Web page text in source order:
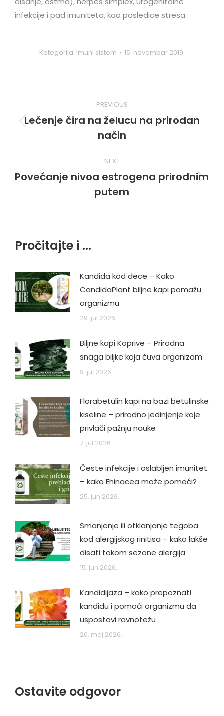
infekcije i pad imuniteta, kao posledice stresa.
Kategorija: Imuni sistem 15. novembar 2019.
navigation
PREVIOUS
Previous
post:
Lečenje čira na želucu na prirodan
način
NEXT
Next
post:
Povećanje nivoa estrogena prirodnim
putem
Pročitajte i ...
Kandida kod dece – Kako
CandidaPlant biljne kapi pomažu
organizmu
29. jul 2026.
Biljne kapi Koprive – Prirodna
snaga biljke koja čuva organizam
9. jul 2026.
Florabetulin kapi na bazi betulinske
kiseline – prirodno jedinjenje koje
privlači pažnju nauke
7. jul 2026.
Česte infekcije i oslabljen imunitet
– kako Ehinacea može pomoći?
25. jun 2026.
Smanjenje ili otklanjanje tegoba
kod alergijskog rinitisa – kako lakše
disati tokom sezone alergija
15. jun 2026.
Kandidijaza – kako prepoznati
kandidu i pomoći organizmu da
uspostavi ravnotežu
20. maj 2026.
Ostavite odgovor